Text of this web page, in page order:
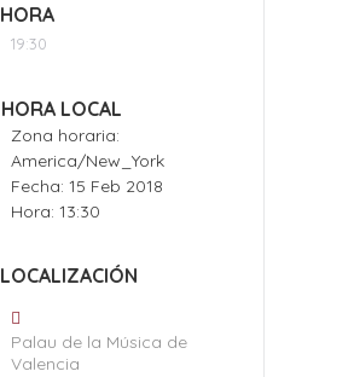
HORA
19:30
HORA LOCAL
Zona horaria:
America/New_York
Fecha: 15 Feb 2018
Hora: 13:30
LOCALIZACIÓN
Palau de la Música de
Valencia